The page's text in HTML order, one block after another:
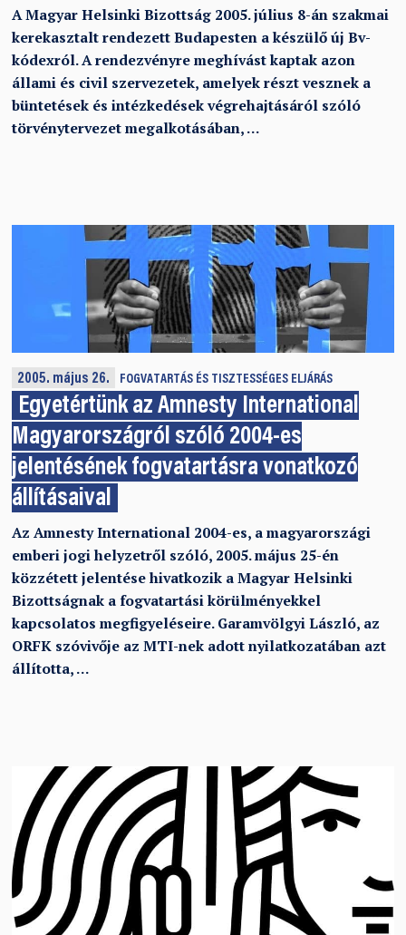
A Magyar Helsinki Bizottság 2005. július 8-án szakmai
kerekasztalt rendezett Budapesten a készülő új Bv-
kódexról. A rendezvényre meghívást kaptak azon
állami és civil szervezetek, amelyek részt vesznek a
büntetések és intézkedések végrehajtásáról szóló
törvénytervezet megalkotásában, …
2005. május 26. FOGVATARTÁS ÉS TISZTESSÉGES ELJÁRÁS
Egyetértünk az Amnesty International
Magyarországról szóló 2004-es
jelentésének fogvatartásra vonatkozó
állításaival
Az Amnesty International 2004-es, a magyarországi
emberi jogi helyzetről szóló, 2005. május 25-én
közzétett jelentése hivatkozik a Magyar Helsinki
Bizottságnak a fogvatartási körülményekkel
kapcsolatos megfigyeléseire. Garamvölgyi László, az
ORFK szóvivője az MTI-nek adott nyilatkozatában azt
állította, …